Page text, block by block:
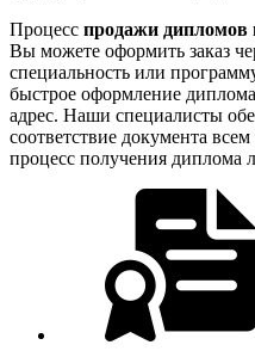
Процесс продажи дипломов
Вы можете оформить заказ
специальность или
быстрое оформление
адрес. Наши специалисты
соответствие документа
процесс получения диплома